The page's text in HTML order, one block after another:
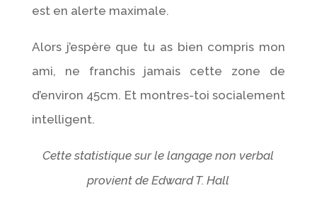
est en alerte maximale.
Alors j’espère que tu as bien compris mon
ami, ne franchis jamais cette zone de
d’environ 45cm. Et montres-toi socialement
intelligent.
Cette statistique sur le langage non verbal
provient de Edward T. Hall